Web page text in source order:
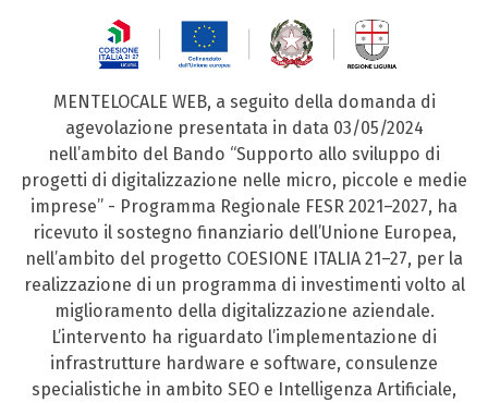
MENTELOCALE WEB, a seguito della domanda di
agevolazione presentata in data 03/05/2024
nell’ambito del Bando “Supporto allo sviluppo di
progetti di digitalizzazione nelle micro, piccole e medie
imprese” - Programma Regionale FESR 2021–2027, ha
ricevuto il sostegno finanziario dell’Unione Europea,
nell’ambito del progetto COESIONE ITALIA 21–27, per la
realizzazione di un programma di investimenti volto al
miglioramento della digitalizzazione aziendale.
L’intervento ha riguardato l’implementazione di
infrastrutture hardware e software, consulenze
specialistiche in ambito SEO e Intelligenza Artificiale,